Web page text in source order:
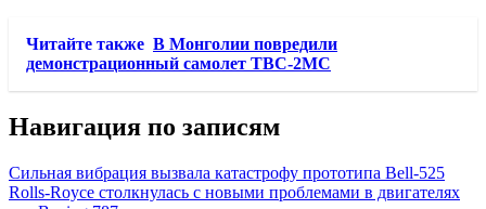
Читайте также В Монголии повредили
демонстрационный самолет ТВС-2МС
Навигация по записям
Сильная вибрация вызвала катастрофу прототипа Bell-525
Rolls-Royce столкнулась с новыми проблемами в двигателях